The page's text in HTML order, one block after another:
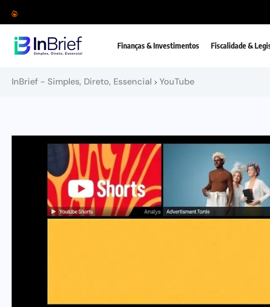
Finanças & Investimentos Fiscalidade &
InBrief - Simples, Direto, Essencial > YouTube